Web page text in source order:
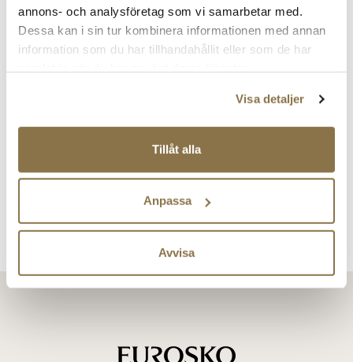
annons- och analysföretag som vi samarbetar med.
Dessa kan i sin tur kombinera informationen med annan
information som du har tillhandahållit eller som de har
Visa detaljer
Tillåt alla
Anpassa
Avvisa
PONNY
pris
pris
Ordinarie pris299 kr
Visar3av3